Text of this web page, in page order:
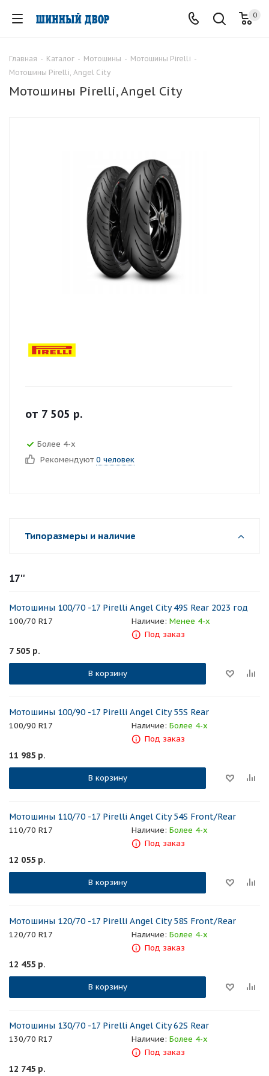
0
Главная - Каталог - Мотошины - Мотошины Pirelli -
Мотошины Pirelli, Angel City
Мотошины Pirelli, Angel City
от 7 505 р.
Более 4-х
Рекомендуют 0 человек
Типоразмеры и наличие
17''
Мотошины 100/70 -17 Pirelli Angel City 49S Rear 2023 год
100/70 R17 Наличие: Менее 4-х
Под заказ
7 505 р.
В корзину
Мотошины 100/90 -17 Pirelli Angel City 55S Rear
100/90 R17 Наличие: Более 4-х
Под заказ
11 985 р.
В корзину
Мотошины 110/70 -17 Pirelli Angel City 54S Front/Rear
110/70 R17 Наличие: Более 4-х
Под заказ
12 055 р.
В корзину
Мотошины 120/70 -17 Pirelli Angel City 58S Front/Rear
120/70 R17 Наличие: Более 4-х
Под заказ
12 455 р.
В корзину
Мотошины 130/70 -17 Pirelli Angel City 62S Rear
130/70 R17 Наличие: Более 4-х
Под заказ
12 745 р.